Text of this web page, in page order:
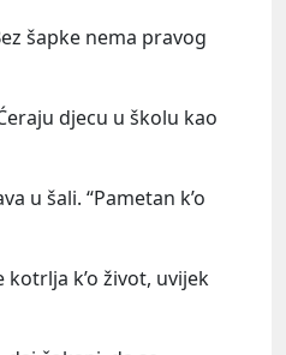
šapke nema pravog
djecu u školu kao
u šali. “Pametan k’o
kotrlja k’o život, uvijek